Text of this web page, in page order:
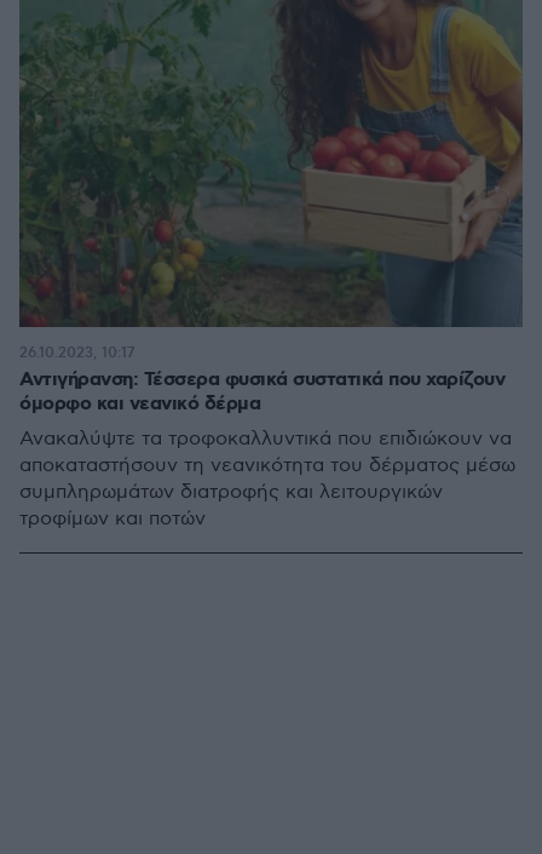
Αντιγήρανση: Τέσσερα φυσικά συστατικά που χαρίζουν
όμορφο και νεανικό δέρμα
Ανακαλύψτε τα τροφοκαλλυντικά που επιδιώκουν να
αποκαταστήσουν τη νεανικότητα του δέρματος μέσω
συμπληρωμάτων διατροφής και λειτουργικών
τροφίμων και ποτών
26.10.2023, 10:17